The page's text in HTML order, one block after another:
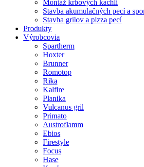
Montáž krbových kachlí
Stavba akumulačných pecí a
Stavba grilov a pizza pecí
Produkty
Výrobcovia
Spartherm
Hoxter
Brunner
Romotop
Rika
Kalfire
Planika
Vulcanus gril
Primato
Austroflamm
Ebios
Firestyle
Focus
Hase